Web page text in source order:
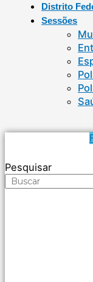
Distrito
Sessões
Pesquisar